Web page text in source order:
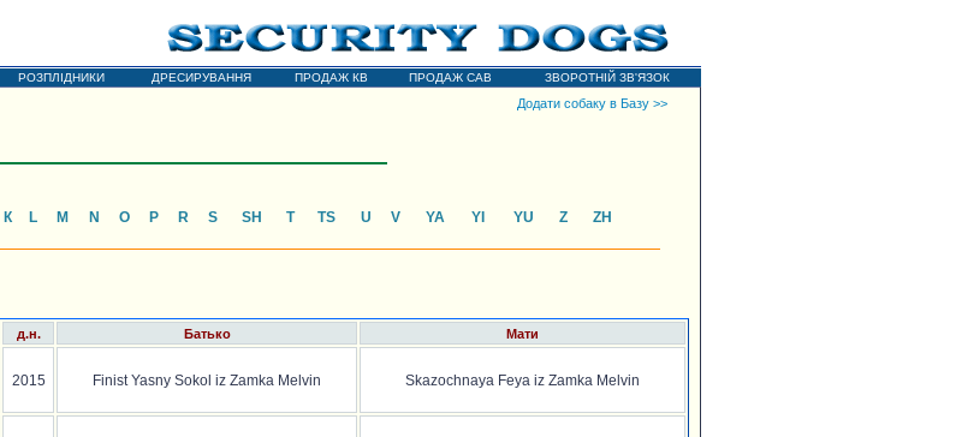
РОЗПЛІДНИКИ ДРЕСИРУВАННЯ ПРОДАЖ КВ ПРОДАЖ САВ ЗВОРОТНІЙ ЗВ'ЯЗОК
Додати собаку в Базу >>
К L М N О P R S SH Т TS U V YA YI YU Z ZH
д.н. Батько Мати
2015 Finist Yasny Sokol iz Zamka Melvin Skazochnaya Feya iz Zamka Melvin